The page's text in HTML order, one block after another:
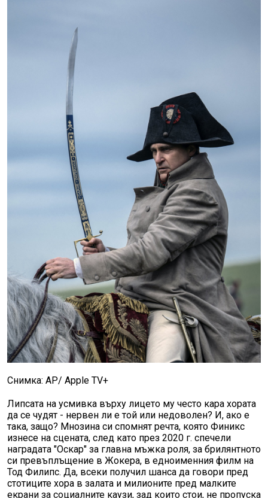
Снимка: АP/ Apple TV+
Липсата на усмивка върху лицето му често кара хората
да се чудят - нервен ли е той или недоволен? И, ако е
така, защо? Мнозина си спомнят речта, която Финикс
изнесе на сцената, след като през 2020 г. спечели
наградата "Оскар" за главна мъжка роля, за брилянтното
си превъплъщение в Жокера, в едноименния филм на
Тод Филипс. Да, всеки получил шанса да говори пред
стотиците хора в залата и милионите пред малките
екрани за социалните каузи, зад които стои, не пропуска